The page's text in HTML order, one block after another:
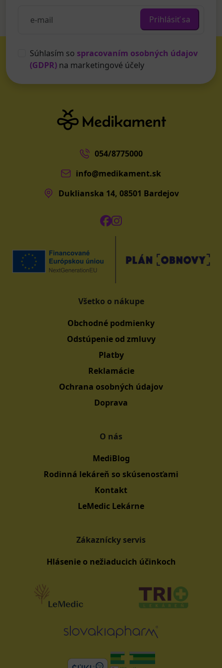
Prihlásiť sa
Súhlasím so spracovaním osobných údajov
(GDPR) na marketingové účely
054/8775000
info@medikament.sk
Duklianska 14, 08501 Bardejov
Všetko o nákupe
Obchodné podmienky
Odstúpenie od zmluvy
Platby
Reklamácie
Ochrana osobných údajov
Doprava
O nás
MediBlog
Rodinná lekáreň so skúsenosťami
Kontakt
LeMedic Lekárne
Zákaznícky servis
Hlásenie o nežiaducich účinkoch